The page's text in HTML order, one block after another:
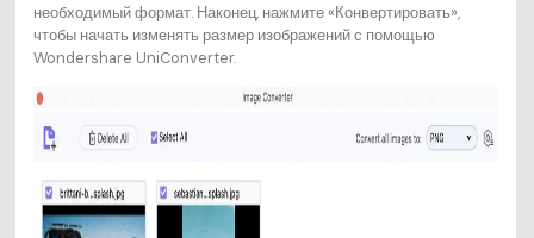
необходимый формат. Наконец, нажмите «Конвертировать»,
чтобы начать изменять размер изображений с помощью
Wondershare UniConverter.